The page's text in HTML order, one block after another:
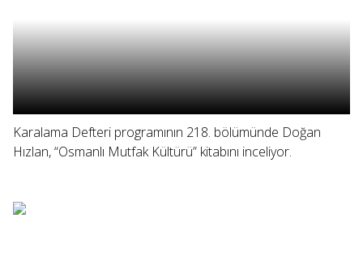
Karalama Defteri programının 218. bölümünde Doğan
Hızlan, “Osmanlı Mutfak Kültürü” kitabını inceliyor.